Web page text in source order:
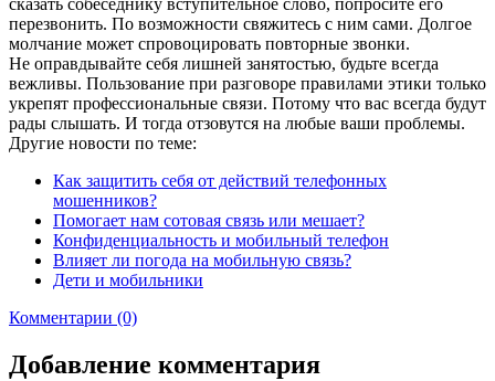
перезвонить. По возможности свяжитесь с ним сами. Долгое
молчание может спровоцировать повторные звонки.
Не оправдывайте себя лишней занятостью, будьте всегда
вежливы. Пользование при разговоре правилами этики только
укрепят профессиональные связи. Потому что вас всегда будут
рады слышать. И тогда отзовутся на любые ваши проблемы.
Другие новости по теме:
Как защитить себя от действий телефонных
мошенников?
Помогает нам сотовая связь или мешает?
Конфиденциальность и мобильный телефон
Влияет ли погода на мобильную связь?
Дети и мобильники
Комментарии (0)
Добавление комментария